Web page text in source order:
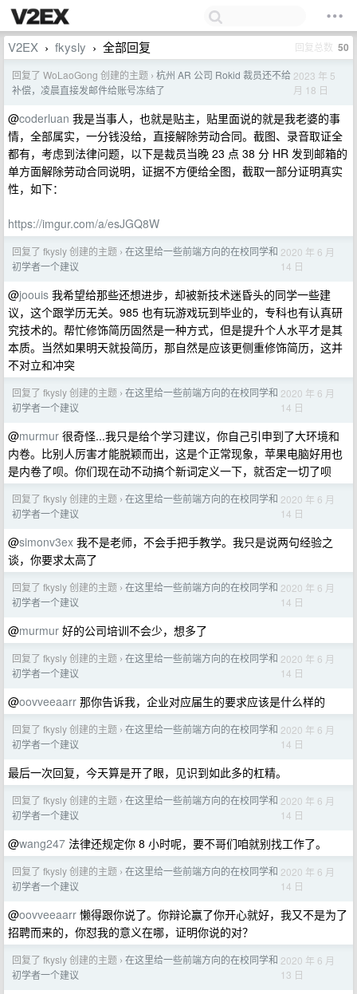
V2EX › fkysly › 全部回复 回复总数 50
回复了 WoLaoGong 创建的主题 › 杭州 AR 公司 Rokid 裁员还不给
补偿，凌晨直接发邮件给账号冻结了
2023 年 5
月 18 日
@coderluan 我是当事人，也就是贴主，贴里面说的就是我老婆的事
情，全部属实，一分钱没给，直接解除劳动合同。截图、录音取证全
都有，考虑到法律问题，以下是裁员当晚 23 点 38 分 HR 发到邮箱的
单方面解除劳动合同说明，证据不方便给全图，截取一部分证明真实
性，如下：
https://imgur.com/a/esJGQ8W
回复了 fkysly 创建的主题 › 在这里给一些前端方向的在校同学和
初学者一个建议
2020 年 6 月
14 日
@joouis 我希望给那些还想进步，却被新技术迷昏头的同学一些建
议，这个跟学历无关。985 也有玩游戏玩到毕业的，专科也有认真研
究技术的。帮忙修饰简历固然是一种方式，但是提升个人水平才是其
本质。当然如果明天就投简历，那自然是应该更侧重修饰简历，这并
不对立和冲突
回复了 fkysly 创建的主题 › 在这里给一些前端方向的在校同学和
初学者一个建议
2020 年 6 月
14 日
@murmur 很奇怪...我只是给个学习建议，你自己引申到了大环境和
内卷。比别人厉害才能脱颖而出，这是个正常现象，苹果电脑好用也
是内卷了呗。你们现在动不动搞个新词定义一下，就否定一切了呗
回复了 fkysly 创建的主题 › 在这里给一些前端方向的在校同学和
初学者一个建议
2020 年 6 月
14 日
@simonv3ex 我不是老师，不会手把手教学。我只是说两句经验之
谈，你要求太高了
回复了 fkysly 创建的主题 › 在这里给一些前端方向的在校同学和
初学者一个建议
2020 年 6 月
14 日
@murmur 好的公司培训不会少，想多了
回复了 fkysly 创建的主题 › 在这里给一些前端方向的在校同学和
初学者一个建议
2020 年 6 月
14 日
@oovveeaarr 那你告诉我，企业对应届生的要求应该是什么样的
回复了 fkysly 创建的主题 › 在这里给一些前端方向的在校同学和
初学者一个建议
2020 年 6 月
14 日
最后一次回复，今天算是开了眼，见识到如此多的杠精。
回复了 fkysly 创建的主题 › 在这里给一些前端方向的在校同学和
初学者一个建议
2020 年 6 月
14 日
@wang247 法律还规定你 8 小时呢，要不哥们咱就别找工作了。
回复了 fkysly 创建的主题 › 在这里给一些前端方向的在校同学和
初学者一个建议
2020 年 6 月
14 日
@oovveeaarr 懒得跟你说了。你辩论赢了你开心就好，我又不是为了
招聘而来的，你怼我的意义在哪，证明你说的对？
回复了 fkysly 创建的主题 › 在这里给一些前端方向的在校同学和
初学者一个建议
2020 年 6 月
13 日